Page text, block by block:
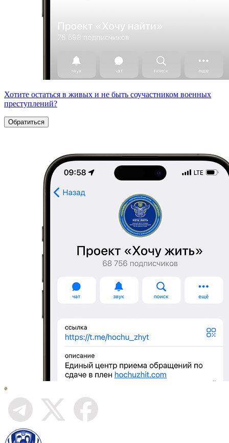
Хотите остаться в живых и не быть соучастником военных
преступлений?
Обратиться